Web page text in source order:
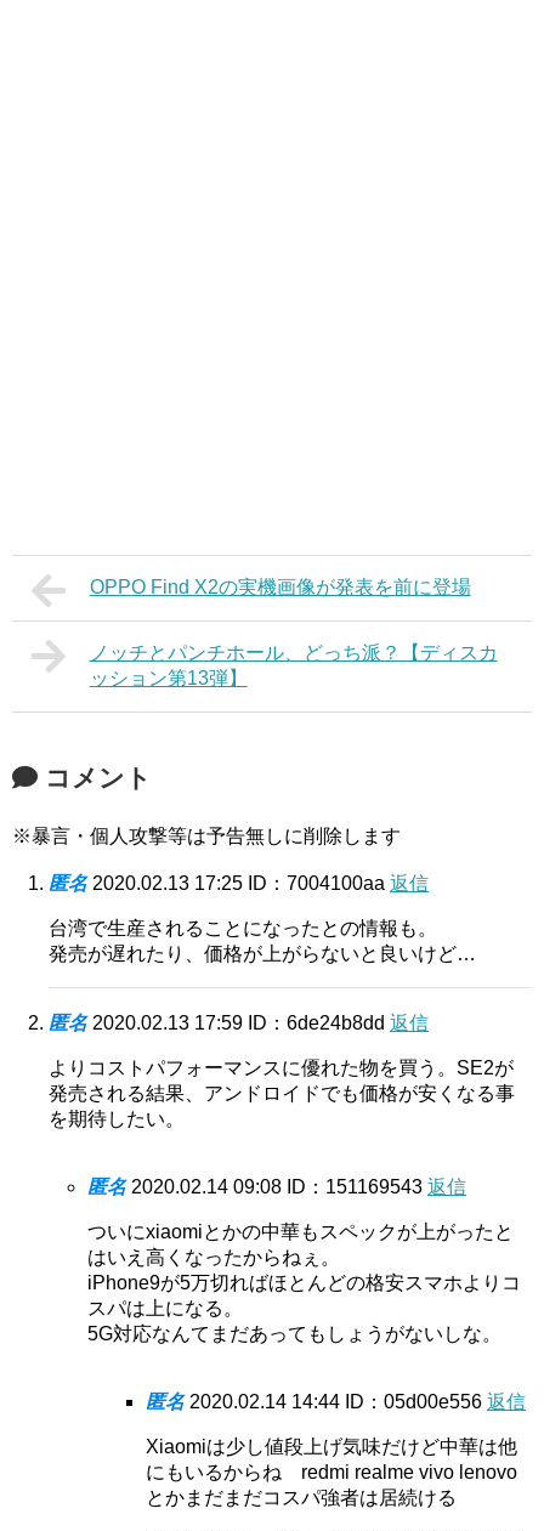
OPPO Find X2の実機画像が発表を前に登場
ノッチとパンチホール、どっち派？【ディスカ
ッション第13弾】
コメント
※暴言・個人攻撃等は予告無しに削除します
匿名 2020.02.13 17:25 ID：7004100aa 返信
台湾で生産されることになったとの情報も。
発売が遅れたり、価格が上がらないと良いけど…
匿名 2020.02.13 17:59 ID：6de24b8dd 返信
よりコストパフォーマンスに優れた物を買う。SE2が
発売される結果、アンドロイドでも価格が安くなる事
を期待したい。
匿名 2020.02.14 09:08 ID：151169543 返信
ついにxiaomiとかの中華もスペックが上がったと
はいえ高くなったからねぇ。
iPhone9が5万切ればほとんどの格安スマホよりコ
スパは上になる。
5G対応なんてまだあってもしょうがないしな。
匿名 2020.02.14 14:44 ID：05d00e556 返信
Xiaomiは少し値段上げ気味だけど中華は他
にもいるからね redmi realme vivo lenovo
とかまだまだコスパ強者は居続ける